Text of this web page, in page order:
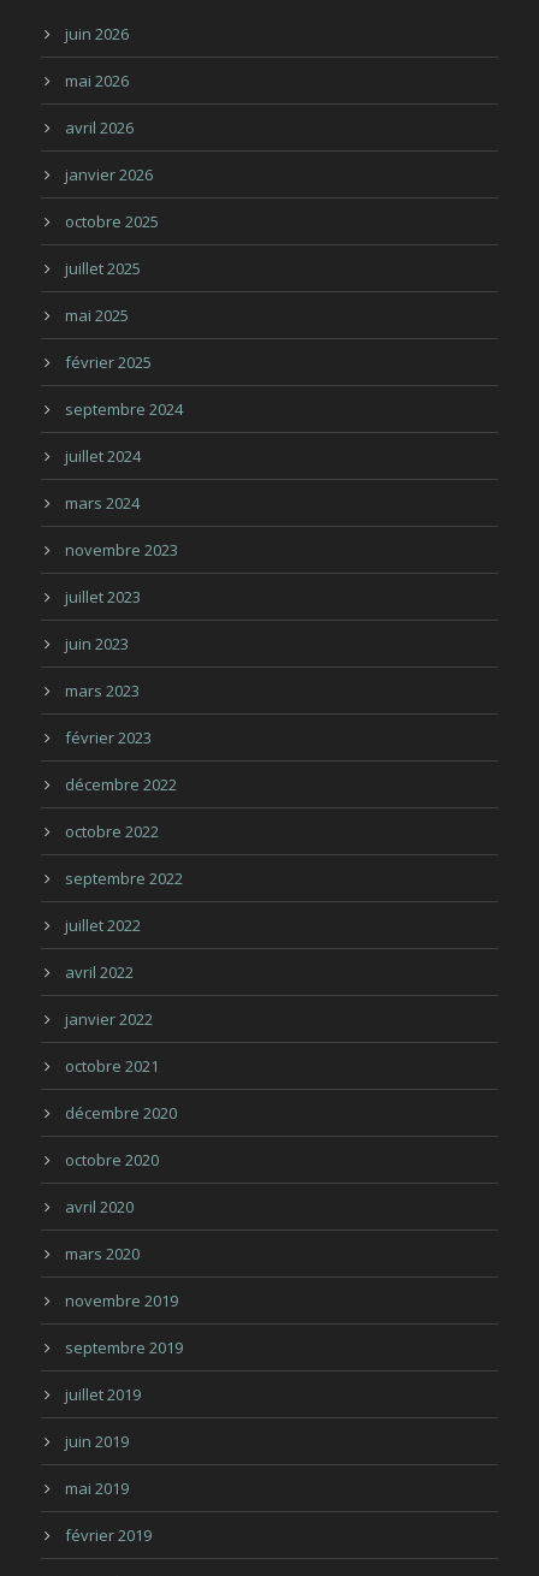
juin 2026
mai 2026
avril 2026
janvier 2026
octobre 2025
juillet 2025
mai 2025
février 2025
septembre 2024
juillet 2024
mars 2024
novembre 2023
juillet 2023
juin 2023
mars 2023
février 2023
décembre 2022
octobre 2022
septembre 2022
juillet 2022
avril 2022
janvier 2022
octobre 2021
décembre 2020
octobre 2020
avril 2020
mars 2020
novembre 2019
septembre 2019
juillet 2019
juin 2019
mai 2019
février 2019